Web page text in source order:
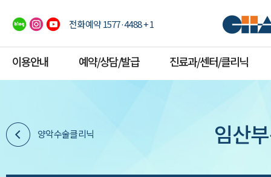
전화예약 1577·4488 + 1
이용안내 예약/상담/발급 진료과/센터/클리닉
양악수술클리닉 임산